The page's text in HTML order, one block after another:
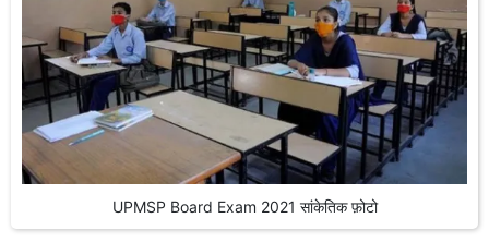
UPMSP Board Exam 2021 सांकेतिक फ़ोटो